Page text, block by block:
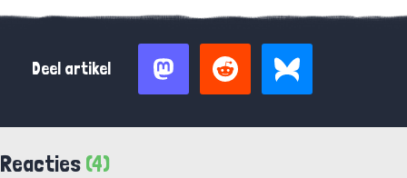
Deel artikel
Reacties (4)